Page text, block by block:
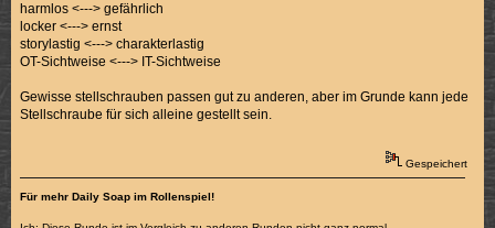
harmlos <---> gefährlich
locker <---> ernst
storylastig <---> charakterlastig
OT-Sichtweise <---> IT-Sichtweise
Gewisse stellschrauben passen gut zu anderen, aber im Grunde kann jede
Stellschraube für sich alleine gestellt sein.
Gespeichert
Für mehr Daily Soap im Rollenspiel!